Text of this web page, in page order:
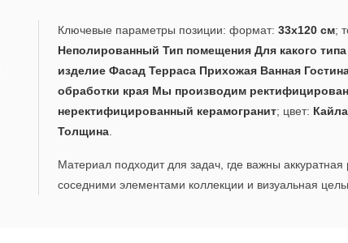
Ключевые параметры позиции: формат: 33x120 см;
Неполированный Тип помещения Для какого
изделие Фасад Терраса Прихожая Ванная
обработки края Мы производим
неректифицированный керамогранит; цвет:
Толщина
Материал подходит для задач, где важны аккуратная
соседними элементами коллекции и визуальная